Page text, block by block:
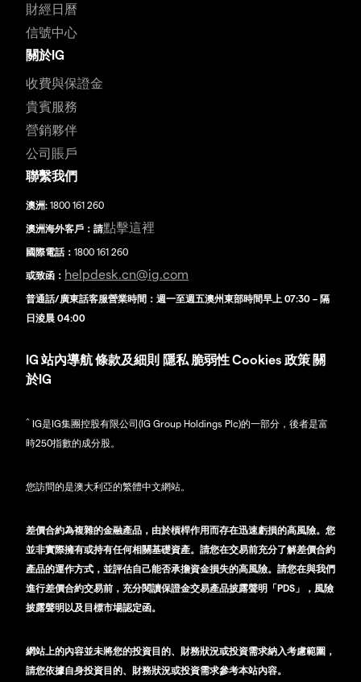
財經日曆
信號中心
關於IG
收費與保證金
貴賓服務
營銷夥伴
公司賬戶
聯繫我們
澳洲: 1800 161 260
澳洲海外客戶：請點擊這裡
國際電話： 1800 161 260
或致函： helpdesk.cn@ig.com
普通話/廣東話客服營業時間：週一至週五澳州東部時間早上 07:30 – 隔
日淩晨 04:00
IG 站內導航條款及細則 隱私 脆弱性Cookies 政策 關
於IG
^ IG是IG集團控股有限公司(IG Group Holdings Plc)的一部分，後者是富
時250指數的成分股。
您訪問的是澳大利亞的繁體中文網站。
差價合約為複雜的金融產品，由於槓桿作用而存在迅速虧損的高風險。您
並非實際擁有或持有任何相關基礎資產。請您在交易前充分了解差價合約
產品的運作方式，並評估自己能否承擔資金損失的高風險。請您在與我們
進行差價合約交易前，充分閱讀保證金交易產品披露聲明「PDS」，風險
披露聲明以及目標市場認定函。
網站上的內容並未將您的投資目的、財務狀況或投資需求納入考慮範圍，
請您依據自身投資目的、財務狀況或投資需求參考本站內容。